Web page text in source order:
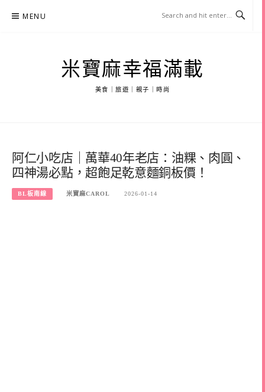
MENU
米寶麻幸福滿載
美食｜旅遊｜親子｜時尚
阿仁小吃店｜萬華40年老店：油粿、肉圓、
四神湯必點，超飽足乾意麵銅板價！
BL板南線 米寶麻CAROL 2026-01-14